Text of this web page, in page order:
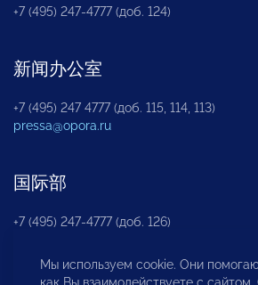
+7 (495) 247-4777 (доб. 124)
新闻办公室
+7 (495) 247 4777 (доб. 115, 114, 113)
pressa@opora.ru
国际部
+7 (495) 247-4777 (доб. 126)
商投权益保护部
Мы используем cookie. Они
как Вы взаимодействуете с